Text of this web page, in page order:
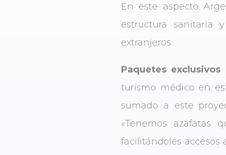
En este aspecto
estructura sanitaria
extranjeros.
Paquetes exclusivos
turismo médico en
sumado a este
«Tenemos azafatas
facilitándoles accesos